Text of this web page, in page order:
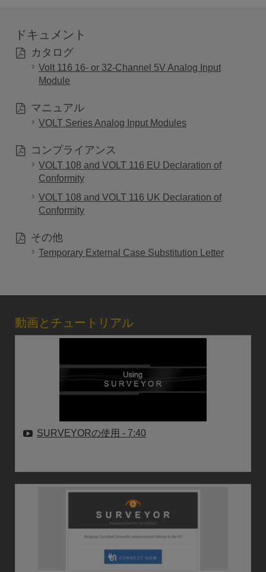
ドキュメント
カタログ
Volt 116 16- or 32-Channel 5V Analog Input
Module
マニュアル
VOLT Series Analog Input Modules
コンプライアンス
VOLT 108 and VOLT 116 EU Declaration of
Conformity
VOLT 108 and VOLT 116 UK Declaration of
Conformity
その他
Temporary External Case Substitution Letter
動画とチュートリアル
SURVEYORの使用 - 7:40